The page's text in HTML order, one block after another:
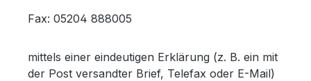
Fax: 05204 888005
mittels einer eindeutigen Erklärung (z. B. ein mit
der Post versandter Brief, Telefax oder E-Mail)